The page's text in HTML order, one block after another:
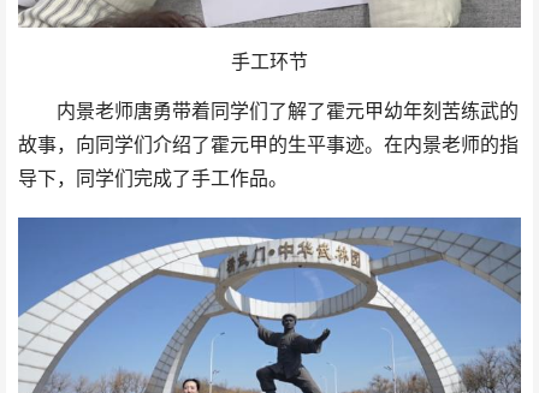
手工环节
内景老师唐勇带着同学们了解了霍元甲幼年刻苦练武的
故事，向同学们介绍了霍元甲的生平事迹。在内景老师的指
导下，同学们完成了手工作品。